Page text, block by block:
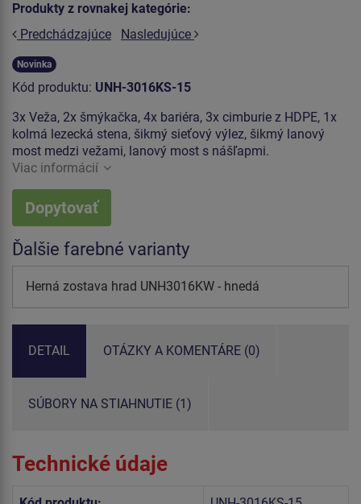
Produkty z rovnakej kategórie:
Predchádzajúce
Nasledujúce
Novinka
Kód produktu: UNH-3016KS-15
3x Veža, 2x šmýkačka, 4x bariéra, 3x cimburie z HDPE, 1x
kolmá lezecká stena, šikmý sieťový výlez, šikmý lanový
most medzi vežami, lanový most s nášľapmi.
Viac informácií
Dopytovať
Ďalšie farebné varianty
Herná zostava hrad UNH3016KW - hnedá
DETAIL OTÁZKY A KOMENTÁRE (0)
SÚBORY NA STIAHNUTIE (1)
Technické údaje